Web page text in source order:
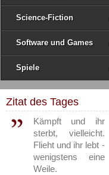
Science-Fiction
Software und Games
Spiele
Zitat des Tages
Kämpft und ihr
sterbt, vielleicht.
Flieht und ihr lebt -
wenigstens eine
Weile.